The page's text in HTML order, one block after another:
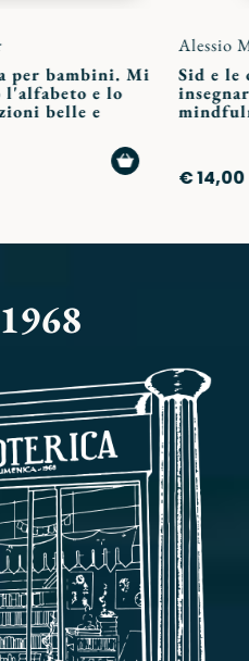
per bambini. Mi
l'alfabeto e lo
belle e
AGGIUNGI
Alessio
Sid e le
€ 14,00